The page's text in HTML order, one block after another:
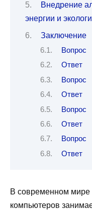
Внедрение
энергии и
Заключение
Вопрос
Ответ
Вопрос
Ответ
Вопрос
Ответ
Вопрос
Ответ
В современном мире
компьютеров